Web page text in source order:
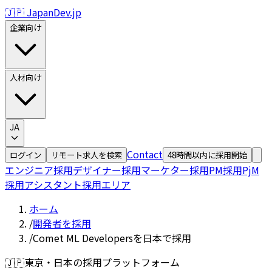
🇯🇵 JapanDev.jp
企業向け
人材向け
JA
ログイン リモート求人を検索 Contact 48時間以内に採用開始
エンジニア採用デザイナー採用マーケター採用PM採用PjM
採用アシスタント採用エリア
ホーム
/開発者を採用
/Comet ML Developersを日本で採用
🇯🇵東京・日本の採用プラットフォーム